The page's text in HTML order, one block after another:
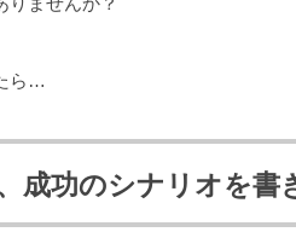
ら…
成功のシナリオを書